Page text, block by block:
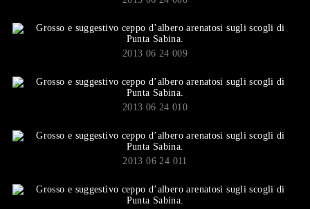
2013 06 24 009
2013 06 24 010
2013 06 24 011